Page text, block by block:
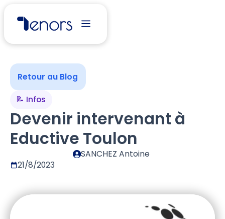
Retour au Blog
📝 Infos
Devenir intervenant à
Eductive Toulon
SANCHEZ Antoine
21/8/2023